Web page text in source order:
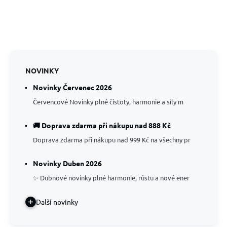
NOVINKY
Novinky Červenec 2026
Červencové Novinky plné čistoty, harmonie a síly m
🚚 Doprava zdarma při nákupu nad 888 Kč
Doprava zdarma při nákupu nad 999 Kč na všechny pr
Novinky Duben 2026
✨ Dubnové novinky plné harmonie, růstu a nové ener
Další novinky